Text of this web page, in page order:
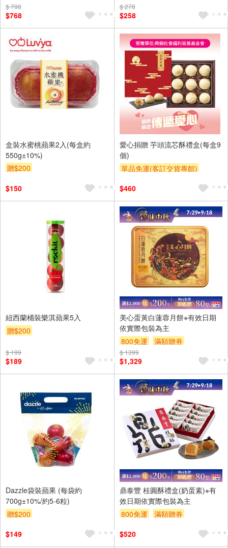
$ 798
$768
$ 278
$258
盒裝水蜜桃蘋果2入(每盒約
550g±10%)
贈$200
$150
愛心捐贈 芋頭流芯酥禮盒(每盒9
個)
單品免運(客訂交貨專館)
$460
紐西蘭桶裝樂淇蘋果5入
贈$200
$ 199
$189
美心蛋黃白蓮蓉月餅※有效日期
依實際包裝為主
800免運
滿額贈券
$ 1399
$1,329
Dazzle袋裝蘋果 (每袋約
700g±10%/約5-6粒)
贈$200
$149
鼎泰豐 桂圓酥禮盒(奶蛋素)※有
效日期依實際包裝為主
800免運
滿額贈券
$520